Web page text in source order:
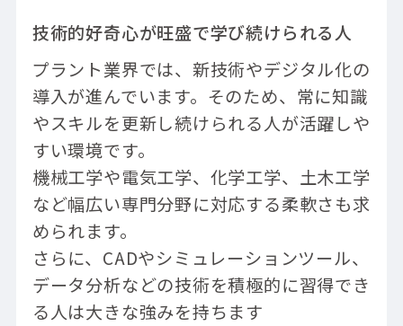
技術的好奇心が旺盛で学び続けられる人
プラント業界では、新技術やデジタル化の
導入が進んでいます。そのため、常に知識
やスキルを更新し続けられる人が活躍しや
すい環境です。
機械工学や電気工学、化学工学、土木工学
など幅広い専門分野に対応する柔軟さも求
められます。
さらに、CADやシミュレーションツール、
データ分析などの技術を積極的に習得でき
る人は大きな強みを持ちます